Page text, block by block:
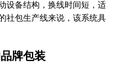
设备结构，换线时间短，适
社包生产线来说，该系统具
牌包装